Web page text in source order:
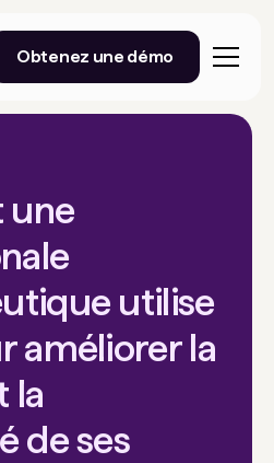
Obtenez une démo
une
utilise
améliorer la
la
de ses